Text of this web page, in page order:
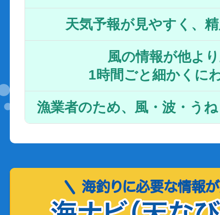
天気予報が見やすく、
風の情報が他よ
1時間ごと細かくに
漁業者のため、風・波・う